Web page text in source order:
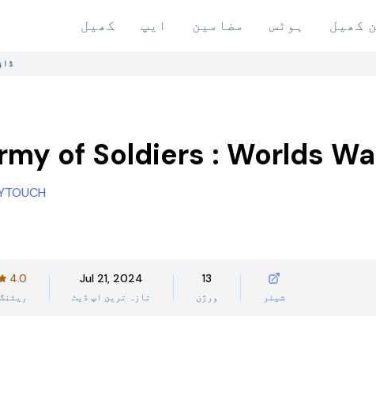
کھیل ایپ مضامین ہوٹس کھیل
of Soldiers : Worlds
4.0
ریٹنگ
Jul 21, 2024
تازہ ترین اپ ڈیٹ
13
ورژن شیئر